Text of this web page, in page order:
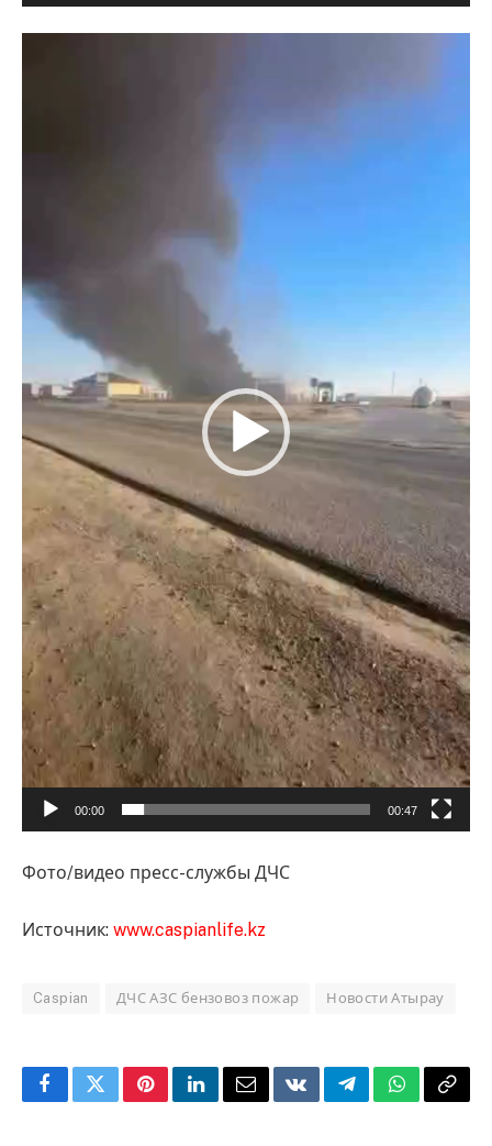
00:00 00:47
Фото/видео пресс-службы ДЧС
Источник: www.caspianlife.kz
Caspian ДЧС АЗС бензовоз пожар Новости Атырау
FacebookTwitterPinterestLinkedInEmailVKontakteTelegramWhatsApp
Copy